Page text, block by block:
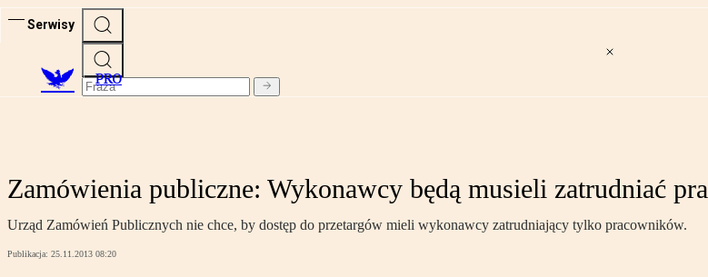
Serwisy
PRO
Zamówienia publiczne: Wykonawcy będą musieli zatrudniać
Urząd Zamówień Publicznych nie chce, by dostęp do przetargów mieli wykonawcy zatrudniający tylko pracowników.
Publikacja: 25.11.2013 08:20